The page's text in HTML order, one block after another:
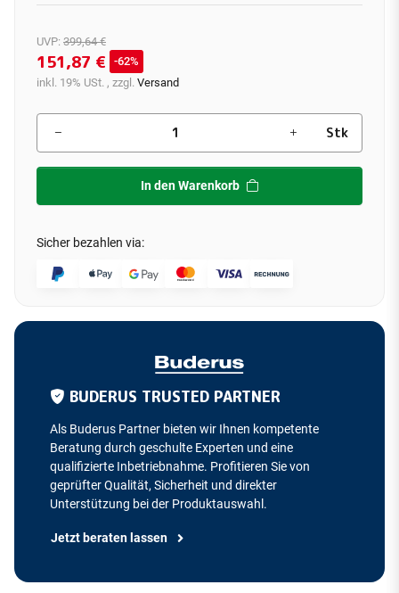
UVP: 399,64 €
151,87 €
62%
inkl. 19% USt. , zzgl. Versand
Stk
In den Warenkorb
Sicher bezahlen via:
BUDERUS TRUSTED PARTNER
Als Buderus Partner bieten wir Ihnen kompetente
Beratung durch geschulte Experten und eine
qualifizierte Inbetriebnahme. Profitieren Sie von
geprüfter Qualität, Sicherheit und direkter
Unterstützung bei der Produktauswahl.
Jetzt beraten lassen